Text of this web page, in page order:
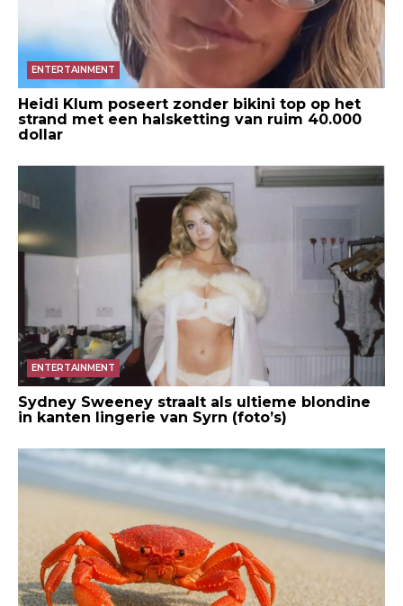
ENTERTAINMENT
Heidi Klum poseert zonder bikini top op het
strand met een halsketting van ruim 40.000
dollar
ENTERTAINMENT
Sydney Sweeney straalt als ultieme blondine
in kanten lingerie van Syrn (foto’s)